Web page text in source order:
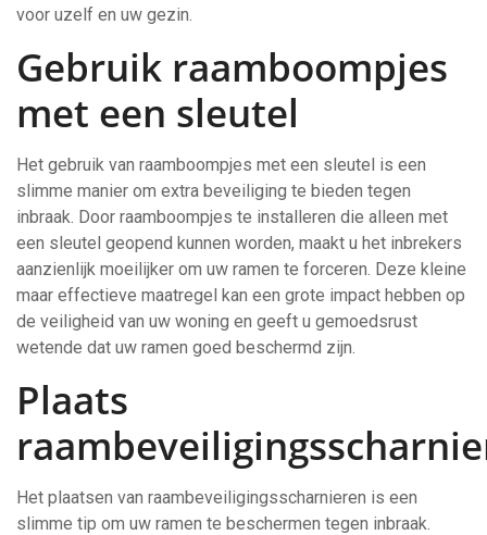
voor uzelf en uw gezin.
Gebruik raamboompjes
met een sleutel
Het gebruik van raamboompjes met een sleutel is een
slimme manier om extra beveiliging te bieden tegen
inbraak. Door raamboompjes te installeren die alleen met
een sleutel geopend kunnen worden, maakt u het inbrekers
aanzienlijk moeilijker om uw ramen te forceren. Deze kleine
maar effectieve maatregel kan een grote impact hebben op
de veiligheid van uw woning en geeft u gemoedsrust
wetende dat uw ramen goed beschermd zijn.
Plaats
Het plaatsen van raambeveiligingsscharnieren is een
slimme tip om uw ramen te beschermen tegen inbraak.